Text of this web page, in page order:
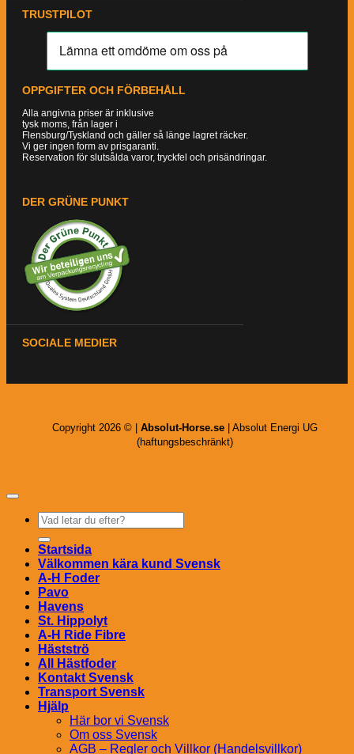
TRUSTPILOT
OPPGIFTER OCH FÖRBEHÅLL
Alla angivna priser är inklusive
tysk moms, från lager i
Flensburg/Tyskland och gäller så länge lagret räcker.
Vi ger ingen form av prisgaranti.
Reservation för slutsålda varor, tryckfel och prisändringar.
DER GRÜNE PUNKT
SOCIALE MEDIER
Copyright 2026 © | Absolut-Horse.se | Absolut Energi UG
(haftungsbeschränkt)
Sök
efter:
Startsida
Välkommen kära kund Svensk
A-H Foder
Pavo
Havens
St. Hippolyt
A-H Ride Fibre
Hästströ
All Hästfoder
Kontakt Svensk
Transport Svensk
Hjälp
Här bor vi Svensk
Om oss Svensk
AGB – Regler och Villkor (Handelsvillkor)